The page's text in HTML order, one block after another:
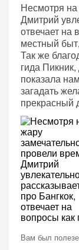
Несмотря
Дмитрий
отвечает на
местный
Так же
гида
показала
загадать
прекрасный
Вам был